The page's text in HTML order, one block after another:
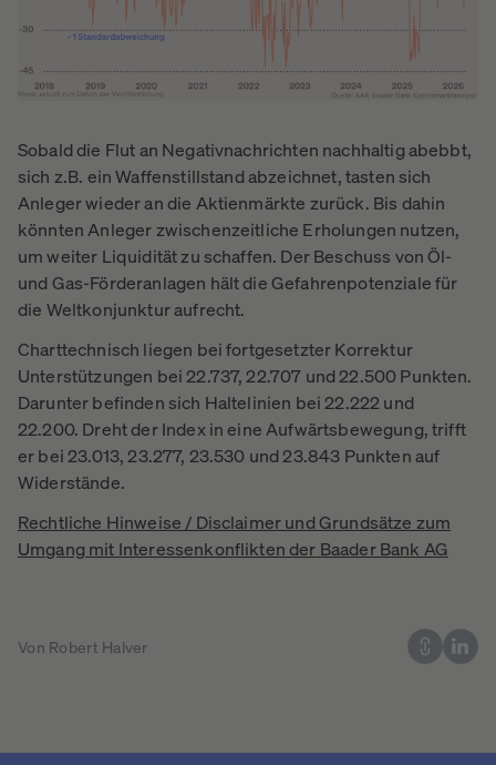
Sobald die Flut an Negativnachrichten nachhaltig abebbt,
sich z.B. ein Waffenstillstand abzeichnet, tasten sich
Anleger wieder an die Aktienmärkte zurück. Bis dahin
könnten Anleger zwischenzeitliche Erholungen nutzen,
um weiter Liquidität zu schaffen. Der Beschuss von Öl-
und Gas-Förderanlagen hält die Gefahrenpotenziale für
die Weltkonjunktur aufrecht.
Charttechnisch liegen bei fortgesetzter Korrektur
Unterstützungen bei 22.737, 22.707 und 22.500 Punkten.
Darunter befinden sich Haltelinien bei 22.222 und
22.200. Dreht der Index in eine Aufwärtsbewegung, trifft
er bei 23.013, 23.277, 23.530 und 23.843 Punkten auf
Widerstände.
Rechtliche Hinweise / Disclaimer und Grundsätze zum
Umgang mit Interessenkonflikten der Baader Bank AG
Von Robert Halver